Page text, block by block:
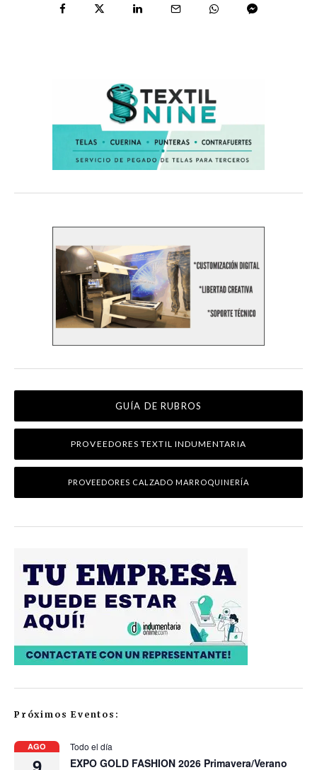
GUÍA DE RUBROS
PROVEEDORES TEXTIL INDUMENTARIA
PROVEEDORES CALZADO MARROQUINERÍA
Próximos Eventos:
AGO Todo el día
EXPO GOLD FASHION 2026 Primavera/Verano